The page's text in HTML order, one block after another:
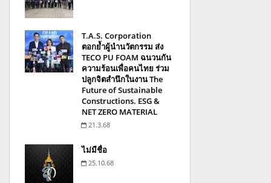
T.A.S. Corporation
ตอกย้ำผู้นำนวัตกรรม ส่ง
TECO PU FOAM ฉนวนกัน
ความร้อนเพื่อคนไทย ร่วม
ปลูกจิตสำนึกในงาน The
Future of Sustainable
Constructions. ESG &
NET ZERO MATERIAL
21.3.68
ไม่มีชื่อ
25.10.68